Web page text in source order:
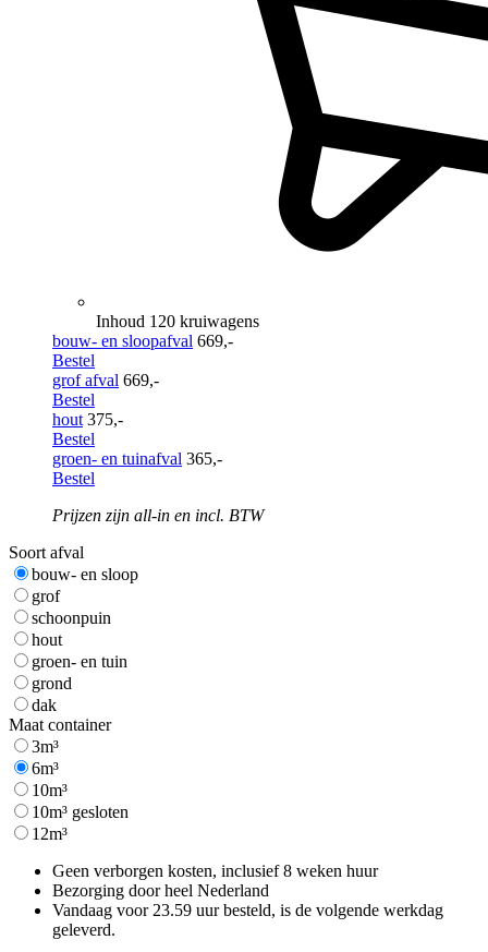
Inhoud 120 kruiwagens
bouw- en sloopafval 669,-
Bestel
grof afval 669,-
Bestel
hout 375,-
Bestel
groen- en tuinafval 365,-
Bestel
Prijzen zijn all-in en incl. BTW
Soort afval
bouw- en sloop
grof
schoonpuin
hout
groen- en tuin
grond
dak
Maat container
3m³
6m³
10m³
10m³ gesloten
12m³
Geen verborgen kosten, inclusief 8 weken huur
Bezorging door heel Nederland
Vandaag voor 23.59 uur besteld, is de volgende werkdag
geleverd.